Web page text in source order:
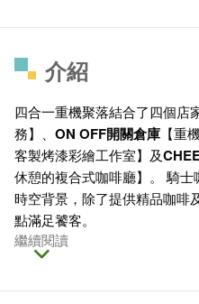
介紹
四合一重機聚落結合了四個店
務】、 ON OFF開關倉庫 【重
客製烤漆彩繪工作室】及
休憩的複合式咖啡廳】。 騎
時空背景，除了提供精品咖啡
點滿足饕客。
繼續閱讀